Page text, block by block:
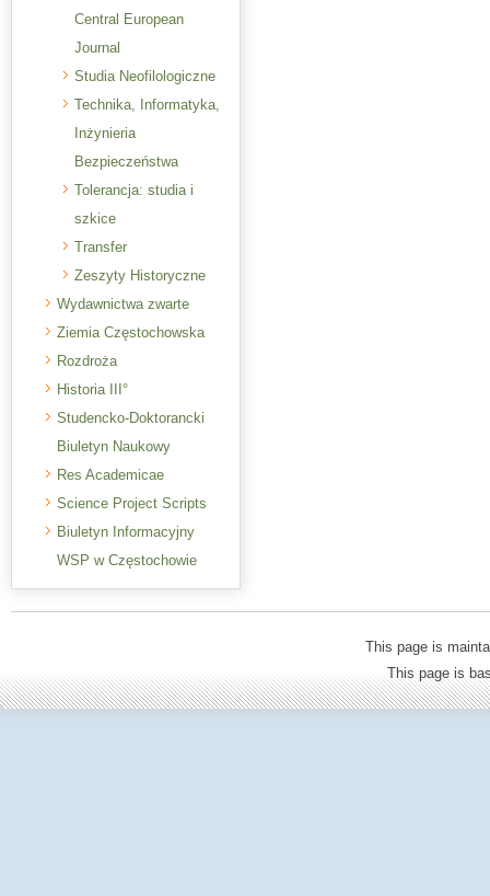
Central European
Journal
Studia Neofilologiczne
Technika, Informatyka,
Inżynieria
Bezpieczeństwa
Tolerancja: studia i
szkice
Transfer
Zeszyty Historyczne
Wydawnictwa zwarte
Ziemia Częstochowska
Rozdroża
Historia III°
Studencko-Doktorancki
Biuletyn Naukowy
Res Academicae
Science Project Scripts
Biuletyn Informacyjny
WSP w Częstochowie
This page is
This page is